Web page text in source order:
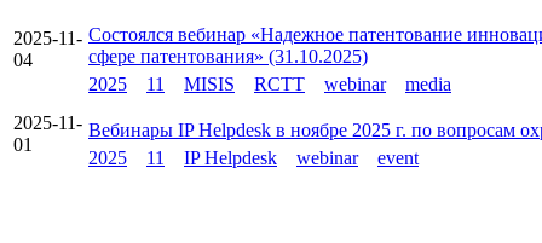
2025-11-
04
Состоялся вебинар «Надежное патентование
сфере патентования» (31.10.2025)
2025
11 MISIS RCTT webinar
media
2025-11-
01
Вебинары IP Helpdesk в ноябре 2025 г. по вопросам
2025
11 IP Helpdesk webinar event